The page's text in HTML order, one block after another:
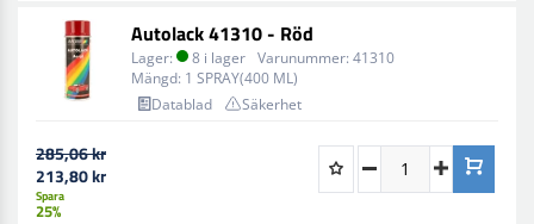
Autolack 41310 - Röd
Lager: 8 i lager Varunummer: 41310
Mängd: 1 SPRAY(400 ML)
Datablad
Säkerhet
285,06 kr
213,80 kr
Spara
25%